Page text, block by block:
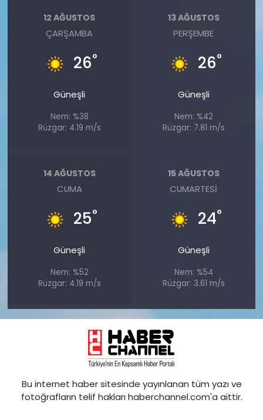
12 AĞUSTOS
ÇARŞAMBA
26°
Güneşli
Nem: %38
Rüzgar: 4.19 m/s
13 AĞUSTOS
PERŞEMBE
26°
Güneşli
Nem: %42
Rüzgar: 7.81 m/s
14 AĞUSTOS
CUMA
25°
Güneşli
Nem: %52
Rüzgar: 4.19 m/s
15 AĞUSTOS
CUMARTESI
24°
Güneşli
Nem: %54
Rüzgar: 3.61 m/s
Bu internet haber sitesinde yayınlanan tüm yazı ve
fotoğrafların telif hakları haberchannel.com'a aittir.